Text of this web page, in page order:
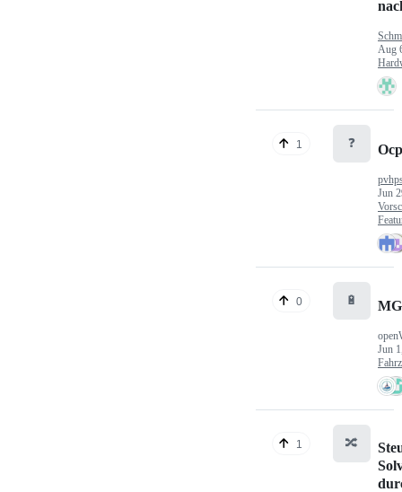
Aug
1 ❓
Jun
0 🔋
Jun
1 🔀